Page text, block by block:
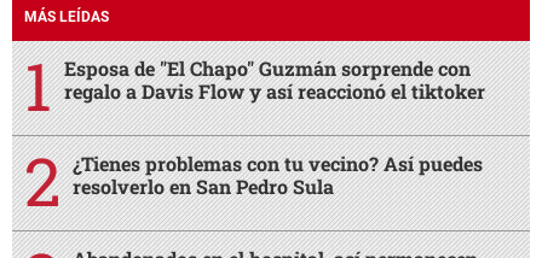
MÁS LEÍDAS
Esposa de "El Chapo" Guzmán sorprende con
regalo a Davis Flow y así reaccionó el tiktoker
¿Tienes problemas con tu vecino? Así puedes
resolverlo en San Pedro Sula